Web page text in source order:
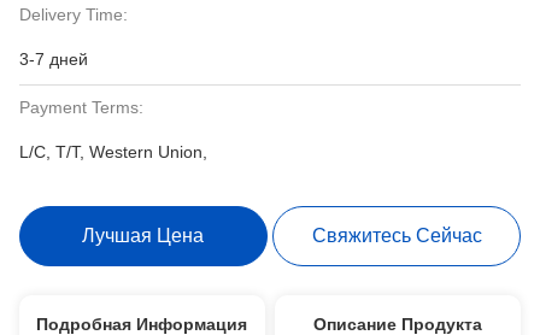
Delivery Time:
3-7 дней
Payment Terms:
L/C, T/T, Western Union,
Лучшая Цена Свяжитесь Сейчас
Подробная Информация Описание Продукта